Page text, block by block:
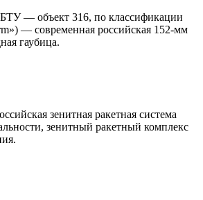
— объект 316, по классификации
— современная российская 152-мм
гаубица.
зенитная ракетная система
зенитный ракетный комплекс